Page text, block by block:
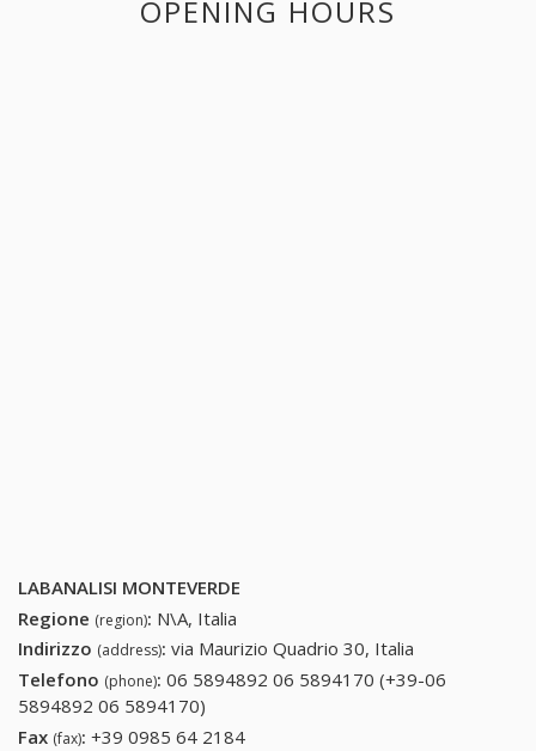
OPENING HOURS
LABANALISI MONTEVERDE
Regione (region): N\A, Italia
Indirizzo (address): via Maurizio Quadrio 30, Italia
Telefono (phone): 06 5894892 06 5894170 (+39-06
5894892 06 5894170)
5894892 06 5894170)
Fax (fax): +39 0985 64 2184